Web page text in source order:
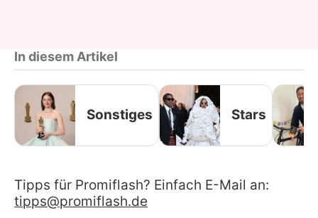
In diesem Artikel
Sonstiges Stars
Tipps für Promiflash? Einfach E-Mail an:
tipps@promiflash.de